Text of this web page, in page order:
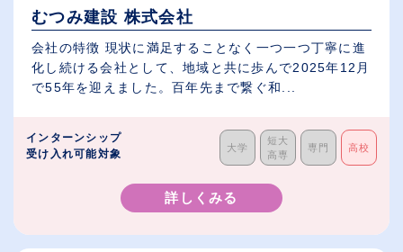
むつみ建設 株式会社
会社の特徴 現状に満足することなく一つ一つ丁寧に進
化し続ける会社として、地域と共に歩んで2025年12月
で55年を迎えました。百年先まで繋ぐ和...
インターンシップ
受け入れ可能対象
大学
短大
高専
専門 高校
詳しくみる